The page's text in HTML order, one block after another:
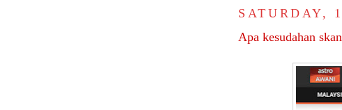
SATURDAY,
Apa kesudahan